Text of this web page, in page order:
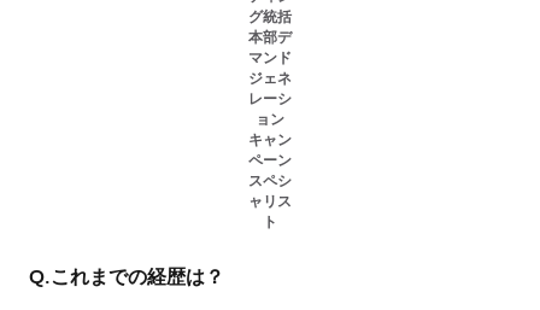
グ統括
本部デ
マンド
ジェネ
レーシ
ョン
キャン
ペーン
スペシ
ャリス
ト
Q.これまでの経歴は？